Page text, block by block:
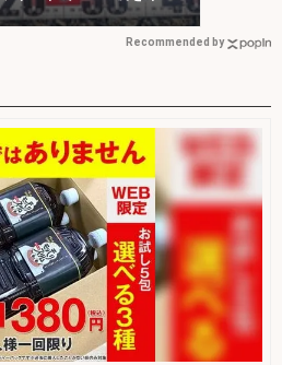
Recommended by